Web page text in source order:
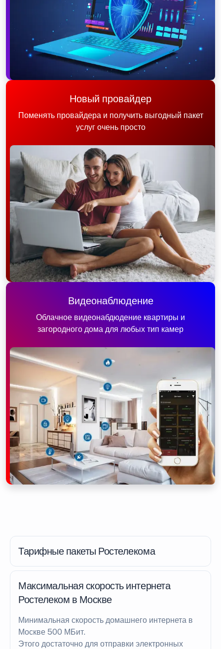
Новый провайдер
Поменять провайдера и получить выгодный пакет
услуг очень просто
Видеонаблюдение
Облачное видеонабдюдение квартиры и
загородного дома для любых тип камер
Тарифные пакеты Ростелекома
Максимальная скорость интернета
Ростелеком в Москве
Минимальная скорость домашнего интернета в
Москве 500 МБит.
Этого достаточно для отправки электронных